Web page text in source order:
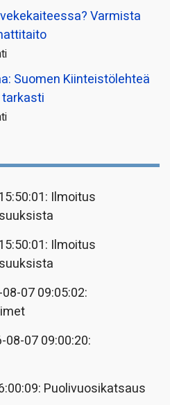
Varmista
Suomen Kiinteistölehteä
Ilmoitus
Ilmoitus
07 09:05:02:
08-07 09:00:20:
Puolivuosikatsaus